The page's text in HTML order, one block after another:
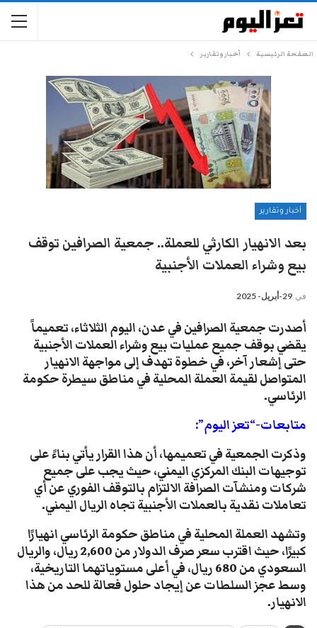
الصفحة الرئيسية أخبار وتقارير
أخبار وتقارير
بعد الانهيار الكارثي للعملة.. جمعية الصرافين توقف
بيع وشراء العملات الأجنبية
في 29-أبريل- 2025
أصدرت جمعية الصرافين في عدن، اليوم الثلاثاء، تعميماً
يقضي بوقف جميع عمليات بيع وشراء العملات الأجنبية
حتى إشعار آخر، في خطوة تهدف إلى مواجهة الانهيار
المتواصل لقيمة العملة المحلية في مناطق سيطرة حكومة
الرئاسي.
متابعات-“تعز اليوم”:
وذكرت الجمعية في تعميمها، أن هذا القرار يأتي بناءً على
توجيهات البنك المركزي اليمني، حيث يجب على جميع
شركات ومنشآت الصرافة الالتزام بالتوقف الفوري عن أي
تعاملات نقدية بالعملات الأجنبية تجاه الريال اليمني.
وتشهد العملة المحلية في مناطق حكومة الرئاسي انهيارًا
كبيرًا، حيث اقترب سعر صرف الدولار من 2,600 ريال، والريال
السعودي من 680 ريال، في أعلى مستوياتهما التاريخية،
وسط عجز السلطات عن إيجاد حلول فعالة للحد من هذا
الانهيار.